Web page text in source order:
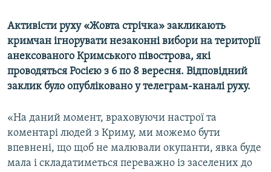
Усі сайти RFE/RL
Активісти руху «Жовта стрічка» закликають
кримчан ігнорувати незаконні вибори на території
анексованого Кримського півострова, які
проводяться Росією з 6 по 8 вересня. Відповідний
заклик було опубліковано у телеграм-каналі руху.
«На даний момент, враховуючи настрої та
коментарі людей з Криму, ми можемо бути
впевнені, що щоб не малювали окупанти, явка буде
мала і складатиметься переважно із заселених до